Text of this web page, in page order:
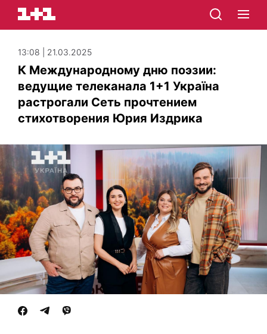
13:08 | 21.03.2025
К Международному дню поэзии:
ведущие телеканала 1+1 Україна
растрогали Сеть прочтением
стихотворения Юрия Издрика